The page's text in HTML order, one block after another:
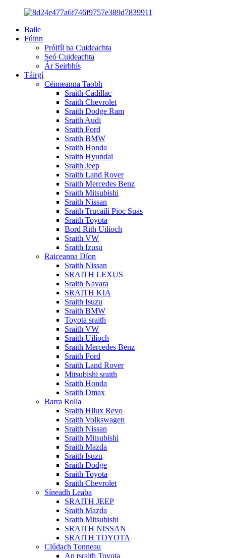
Baile
Fúinn
Próifíl na Cuideachta
Seó Cuideachta
Ár Seirbhís
Táirgí
Céimeanna Taobh
Sraith Cadillac
Sraith Chevrolet
Sraith Dodge Ram
Sraith Audi
Sraith Ford
Sraith BMW
Sraith Honda
Sraith Hyundai
Sraith Jeep
Sraith Land Rover
Sraith Mercedes Benz
Sraith Mitsubishi
Sraith Nissan
Sraith Trucailí Pioc Suas
Sraith Toyota
Bord Rith Uilíoch
Sraith VW
Sraith Izusu
Raiceanna Díon
Sraith Nissan
SRAITH LEXUS
Sraith Navara
SRAITH KIA
Sraith Isuzu
Sraith BMW
Toyota sraith
Sraith VW
Sraith Uilíoch
Sraith Mercedes Benz
Sraith Ford
Sraith Land Rover
Mitsubishi sraith
Sraith Honda
Sraith Dmax
Barra Rolla
Sraith Hilux Revo
Sraith Volkswagen
Sraith Nissan
Sraith Mitsubishi
Sraith Mazda
Sraith Isuzu
Sraith Dodge
Sraith Toyota
Sraith Chevrolet
Síneadh Leaba
SRAITH JEEP
Sraith Mazda
Sraith Mitsubishi
SRAITH NISSAN
SRAITH TOYOTA
Clúdach Tonneau
An tsraith Toyota